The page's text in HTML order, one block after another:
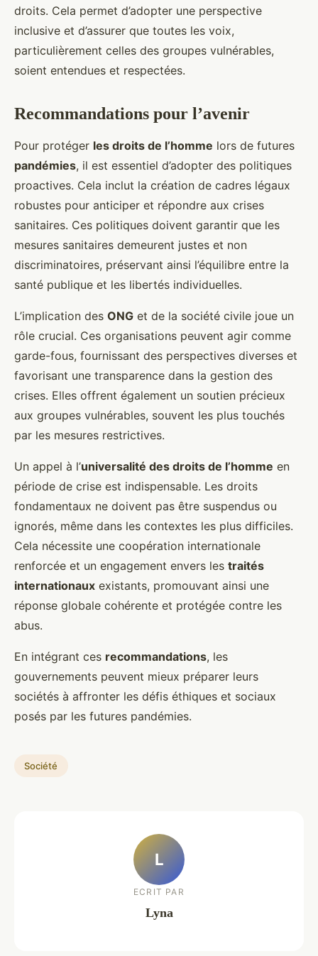
droits. Cela permet d’adopter une perspective
inclusive et d’assurer que toutes les voix,
particulièrement celles des groupes vulnérables,
soient entendues et respectées.
Recommandations pour l’avenir
Pour protéger les droits de l’homme lors de futures
pandémies, il est essentiel d’adopter des politiques
proactives. Cela inclut la création de cadres légaux
robustes pour anticiper et répondre aux crises
sanitaires. Ces politiques doivent garantir que les
mesures sanitaires demeurent justes et non
discriminatoires, préservant ainsi l’équilibre entre la
santé publique et les libertés individuelles.
L’implication des ONG et de la société civile joue un
rôle crucial. Ces organisations peuvent agir comme
garde-fous, fournissant des perspectives diverses et
favorisant une transparence dans la gestion des
crises. Elles offrent également un soutien précieux
aux groupes vulnérables, souvent les plus touchés
par les mesures restrictives.
Un appel à l’universalité des droits de l’homme en
période de crise est indispensable. Les droits
fondamentaux ne doivent pas être suspendus ou
ignorés, même dans les contextes les plus difficiles.
Cela nécessite une coopération internationale
renforcée et un engagement envers les traités
internationaux existants, promouvant ainsi une
réponse globale cohérente et protégée contre les
abus.
En intégrant ces recommandations, les
gouvernements peuvent mieux préparer leurs
sociétés à affronter les défis éthiques et sociaux
posés par les futures pandémies.
Société
L
ECRIT PAR
Lyna